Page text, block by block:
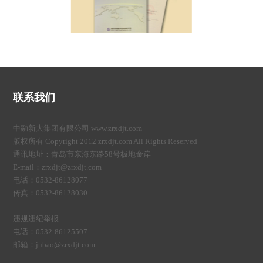
联系我们
中融新大集团有限公司 www.zrxdjt.com
版权所有 Copyright 2012 zrxdjt.com All Rights Reserved
通讯地址：青岛市东海东路58号极地金岸
E-mail：zrxdjt@zrxdjt.com
电话：0532-86128077
传真：0532-86128030
违规违纪举报
电话：0532-86125507
邮箱：jubao@zrxdjt.com